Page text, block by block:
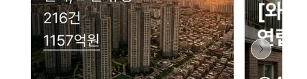
네이버 지도 연결 안내
현재 네이버 지도 연결이 원활하지 않아 지도를 불러올 수 없습니다.
이용에 불편을 드려 죄송합니다.